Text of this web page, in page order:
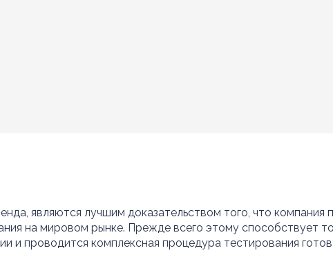
являются лучшим доказательством того, что
на мировом рынке. Прежде всего этому способствует
и проводится комплексная процедура тестирования